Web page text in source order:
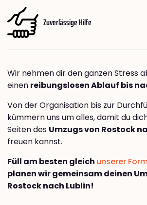
Zuverlässige Hilfe
Wir nehmen dir den ganzen Stress
einen reibungslosen Ablauf bis
Von der Organisation bis zur
kümmern uns um alles, damit du
Seiten des Umzugs von Rostock
freuen kannst.
Füll am besten gleich unserer
planen wir gemeinsam deinen
Rostock nach Lublin!